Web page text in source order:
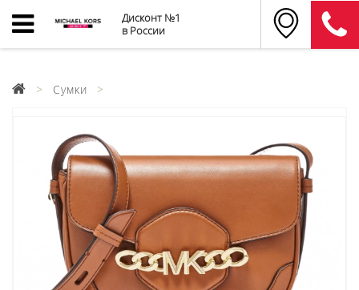
Дисконт №1
в России
Сумки